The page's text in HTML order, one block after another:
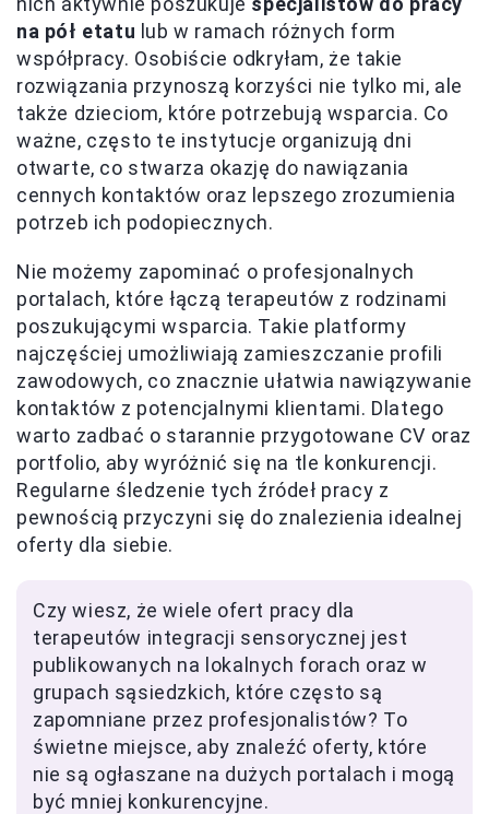
na pół etatu lub w ramach różnych form
współpracy. Osobiście odkryłam, że takie
rozwiązania przynoszą korzyści nie tylko mi, ale
także dzieciom, które potrzebują wsparcia. Co
ważne, często te instytucje organizują dni
otwarte, co stwarza okazję do nawiązania
cennych kontaktów oraz lepszego zrozumienia
potrzeb ich podopiecznych.
Nie możemy zapominać o profesjonalnych
portalach, które łączą terapeutów z rodzinami
poszukującymi wsparcia. Takie platformy
najczęściej umożliwiają zamieszczanie profili
zawodowych, co znacznie ułatwia nawiązywanie
kontaktów z potencjalnymi klientami. Dlatego
warto zadbać o starannie przygotowane CV oraz
portfolio, aby wyróżnić się na tle konkurencji.
Regularne śledzenie tych źródeł pracy z
pewnością przyczyni się do znalezienia idealnej
oferty dla siebie.
Czy wiesz, że wiele ofert pracy dla
terapeutów integracji sensorycznej jest
publikowanych na lokalnych forach oraz w
grupach sąsiedzkich, które często są
zapomniane przez profesjonalistów? To
świetne miejsce, aby znaleźć oferty, które
nie są ogłaszane na dużych portalach i mogą
być mniej konkurencyjne.